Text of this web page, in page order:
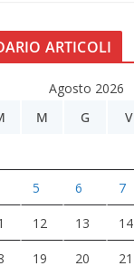
ARTICOLI
Agosto 2026
M G V
5 6 7
12 13 14
19 20 21